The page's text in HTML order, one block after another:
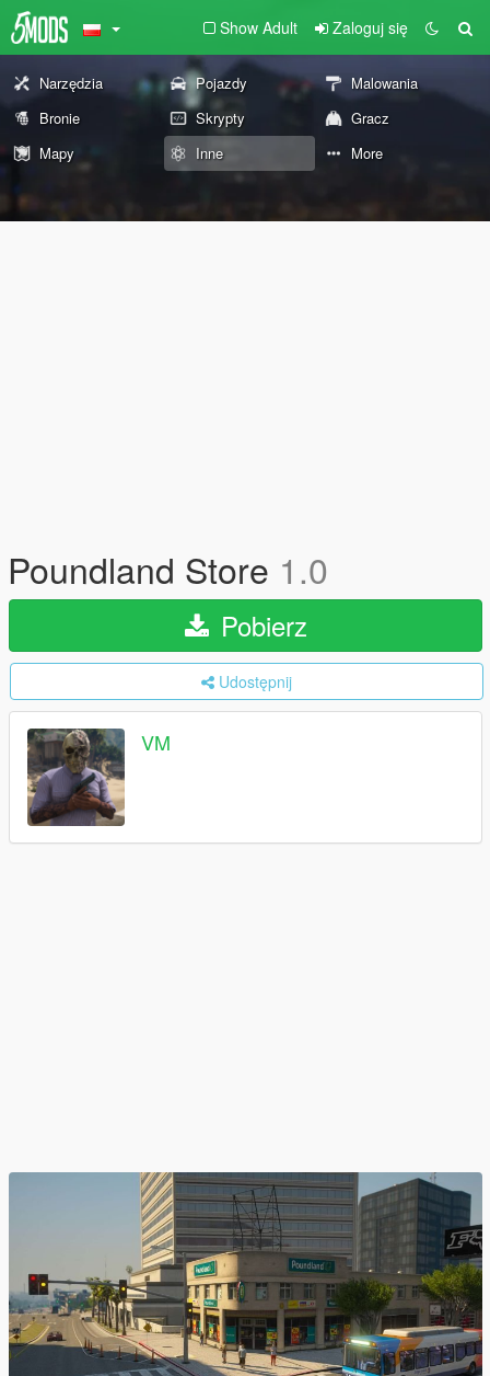
Show Adult Zaloguj się
Narzędzia Pojazdy
Malowania
Bronie
Skrypty
Gracz
Mapy
Inne More
Poundland Store 1.0
Pobierz
Udostępnij
VM